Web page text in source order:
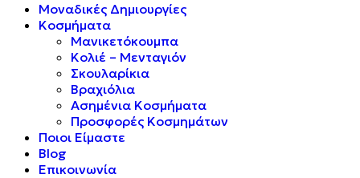
Μοναδικές Δημιουργίες
Κοσμήματα
Μανικετόκουμπα
Κολιέ – Μενταγιόν
Σκουλαρίκια
Βραχιόλια
Ασημένια Κοσμήματα
Προσφορές Κοσμημάτων
Ποιοι Είμαστε
Blog
Επικοινωνία